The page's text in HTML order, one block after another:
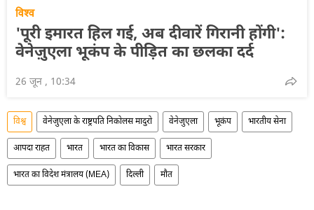
विश्व
'पूरी इमारत हिल गई, अब दीवारें गिरानी होंगी':
वेनेज़ुएला भूकंप के पीड़ित का छलका दर्द
26 जून , 10:34
विश्व वेनेजुएला के राष्ट्रपति निकोलस मादुरो वेनेजुएला भूकंप भारतीय सेना
आपदा राहत भारत भारत का विकास भारत सरकार
भारत का विदेश मंत्रालय (MEA) दिल्ली मौत